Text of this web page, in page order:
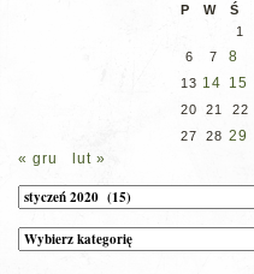
P
W Ś
1
6
7 8
13 14 15
20 21 22
27
28 29
« gru lut »
Archiwum
Kategorie
wpisów